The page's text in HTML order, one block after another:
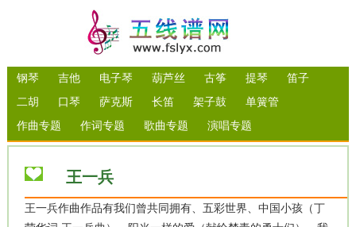
钢琴 吉他 电子琴 葫芦丝 古筝 提琴
笛子
二胡
口琴 萨克斯 长笛 架子鼓
单簧管
作曲专题
作词专题 歌曲专题 演唱专题
王一兵
王一兵作曲作品有我们曾共同拥有、五彩世界、中国小孩（丁